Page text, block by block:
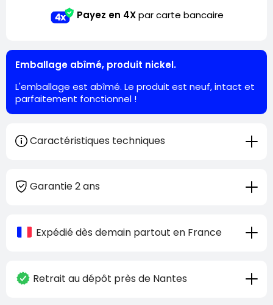
Payez en 4Xpar carte bancaire
Emballage abîmé, produit nickel.
L'emballage est abîmé. Le produit est neuf, intact et
parfaitement fonctionnel !
Caractéristiques techniques
Garantie 2 ans
Expédié dès demain partout en France
Retrait au dépôt près de Nantes